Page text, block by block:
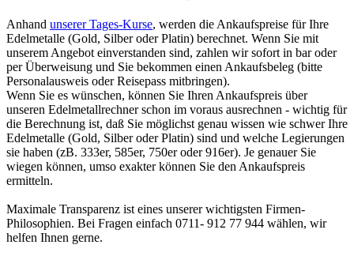
Anhand unserer Tages-Kurse, werden die Ankaufspreise für Ihre
Edelmetalle (Gold, Silber oder Platin) berechnet. Wenn Sie mit
unserem Angebot einverstanden sind, zahlen wir sofort in bar oder
per Überweisung und Sie bekommen einen Ankaufsbeleg (bitte
Personalausweis oder Reisepass mitbringen).
Wenn Sie es wünschen, können Sie Ihren Ankaufspreis über
unseren Edelmetallrechnerschon im voraus ausrechnen - wichtig für
die Berechnung ist, daß Sie möglichst genau wissen wie schwer Ihre
Edelmetalle (Gold, Silber oder Platin) sind und welche Legierungen
sie haben (zB. 333er, 585er, 750er oder 916er). Je genauer Sie
wiegen können, umso exakter können Sie den Ankaufspreis
ermitteln.
Maximale Transparenz ist eines unserer wichtigsten Firmen-
Philosophien. Bei Fragen einfach 0711- 912 77 944 wählen, wir
helfen Ihnen gerne.